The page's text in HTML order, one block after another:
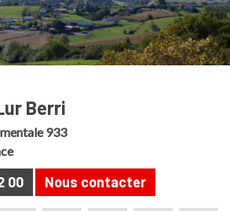
Berri
933
00 Nous contacter